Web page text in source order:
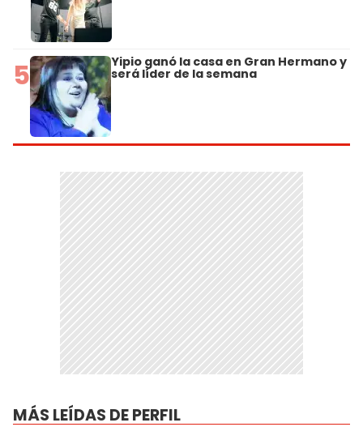
5 Yipio ganó la casa en Gran Hermano y
será líder de la semana
MÁS LEÍDAS DE PERFIL